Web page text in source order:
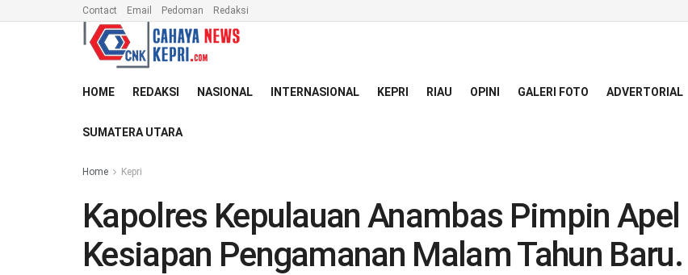
Contact Email Pedoman Redaksi
HOME REDAKSI NASIONAL INTERNASIONAL KEPRI RIAU OPINI GALERI FOTO ADVERTORIAL
SUMATERA UTARA
Home Kepri
Kapolres Kepulauan Anambas Pimpin Apel
Kesiapan Pengamanan Malam Tahun Baru.